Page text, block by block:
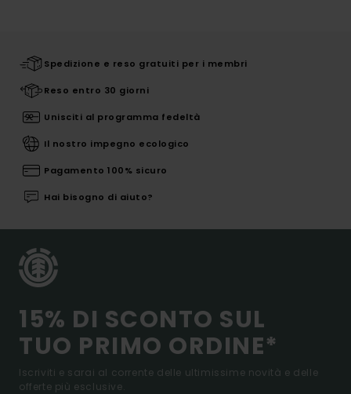
Spedizione e reso gratuiti per i membri
Reso entro 30 giorni
Unisciti al programma fedeltà
Il nostro impegno ecologico
Pagamento 100% sicuro
Hai bisogno di aiuto?
15% DI SCONTO SUL
TUO PRIMO ORDINE*
Iscriviti e sarai al corrente delle ultimissime novità e delle
offerte più esclusive.